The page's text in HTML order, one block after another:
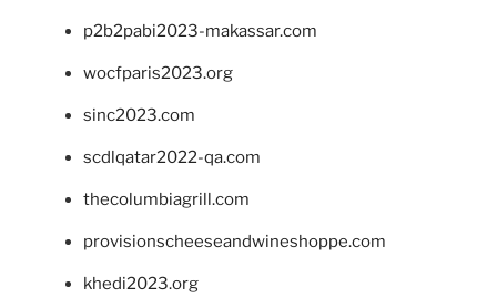
p2b2pabi2023-makassar.com
wocfparis2023.org
sinc2023.com
scdlqatar2022-qa.com
thecolumbiagrill.com
provisionscheeseandwineshoppe.com
khedi2023.org